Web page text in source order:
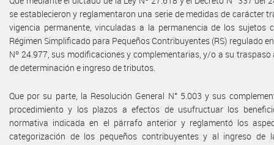
se establecieron y reglamentaron una serie de medidas de carácter
vigencia permanente, vinculadas a la permanencia de los sujetos
Régimen Simplificado para Pequeños Contribuyentes (RS) regulado en
Nº 24.977, sus modificaciones y complementarias, y/o a su traspaso
de determinación e ingreso de tributos.
Que por su parte, la Resolución General N° 5.003 y sus
procedimiento y los plazos a efectos de usufructuar los
normativa indicada en el párrafo anterior y reglamentó los
categorización de los pequeños contribuyentes y al ingreso de